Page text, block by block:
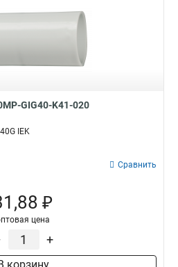
GIG40-K41-020
IEK
Сравнить
₽
цена
+